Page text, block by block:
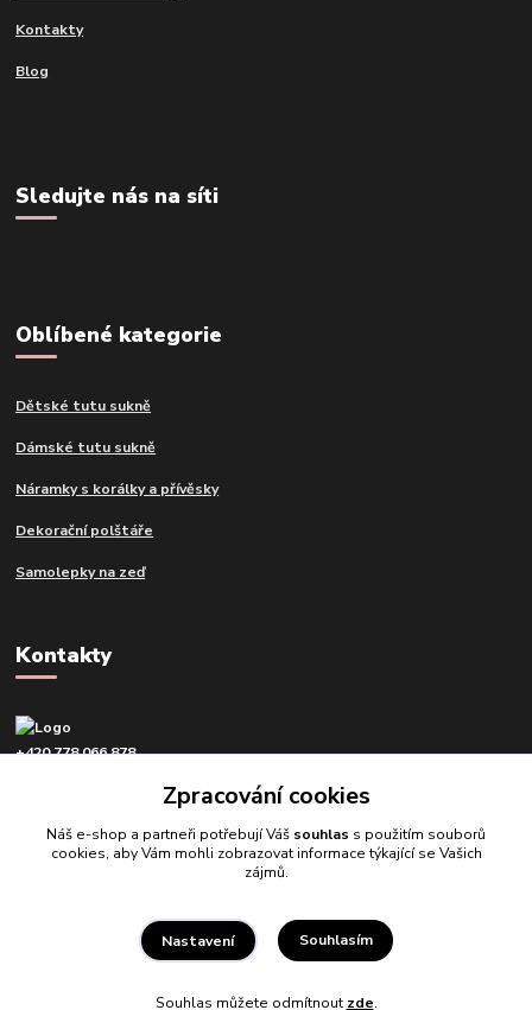
Kontakty
Blog
Sledujte nás na síti
Oblíbené kategorie
Dětské tutu sukně
Dámské tutu sukně
Náramky s korálky a přívěsky
Dekorační polštáře
Samolepky na zeď
Kontakty
+420 778 066 878
Zpracování cookies
Náš e-shop a partneři potřebují Váš souhlas s použitím souborů
cookies, aby Vám mohli zobrazovat informace týkající se Vašich
zájmů.
Nastavení Souhlasím
Souhlas můžete odmítnout zde.